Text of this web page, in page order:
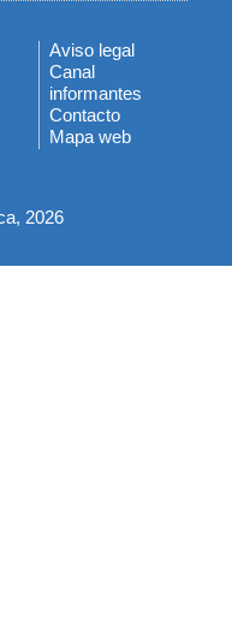
Menú
del
pie
Aviso legal
Canal
informantes
Contacto
Mapa web
2026